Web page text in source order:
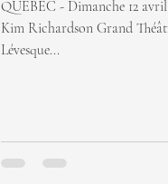
QUÉBEC - Dimanche 12 avril ELLES - Luce Dufault, Lulu Hughes,
Kim Richardson Grand Théâtre de Québec 269, boulevard René-
Lévesque...